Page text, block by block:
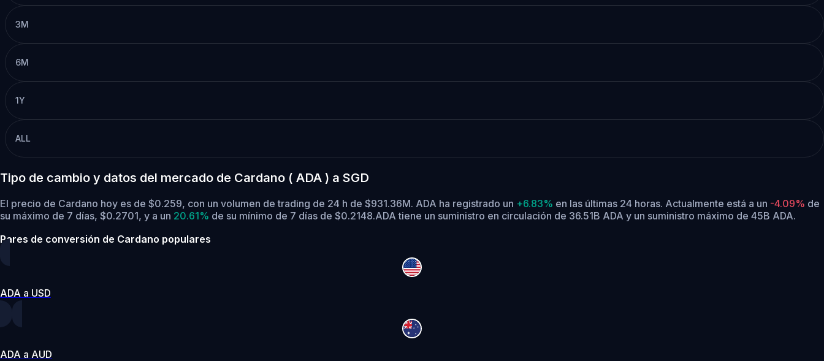
3M
6M
1Y
ALL
Tipo de cambio y datos del mercado de Cardano ( ADA ) a SGD
El precio de Cardano hoy es de $0.259, con un volumen de trading de 24 h de $931.36M. ADA ha registrado un +6.83% en las últimas 24 horas. Actualmente está a un -4.09% de
su máximo de 7 días, $0.2701, y a un 20.61% de su mínimo de 7 días de $0.2148.ADA tiene un suministro en circulación de 36.51B ADA y un suministro máximo de 45B ADA.
Pares de conversión de Cardano populares
ADA a USD
ADA a AUD